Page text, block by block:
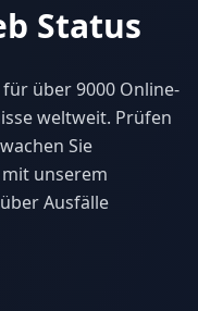
Status
über 9000 Online-
weltweit. Prüfen
Sie
unserem
Ausfälle